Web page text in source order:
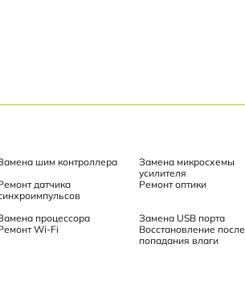
шим контроллера
Замена микросхемы
усилителя
датчика
Ремонт оптики
процессора
Замена USB порта
Wi-Fi
Восстановление после
попадания влаги